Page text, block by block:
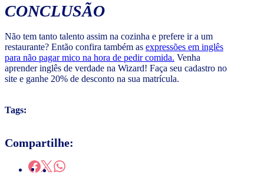
CONCLUSÃO
Não tem tanto talento assim na cozinha e prefere ir a um
restaurante? Então confira também as expressões em inglês
para não pagar mico na hora de pedir comida. Venha
aprender inglês de verdade na Wizard! Faça seu cadastro no
site e ganhe 20% de desconto na sua matrícula.
Tags:
Compartilhe: